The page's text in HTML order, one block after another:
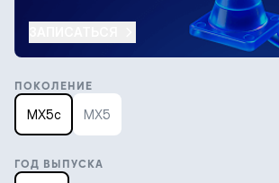
ПОКОЛЕНИЕ
MX5c MX5
ГОД ВЫПУСКА